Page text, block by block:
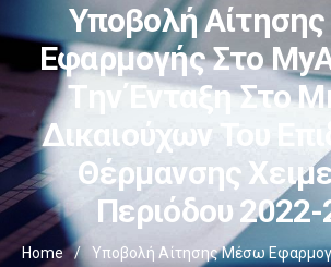
Υποβολή
Εφαρμογής Στο
Την Ένταξη Στο
Δικαιούχων Του
Θέρμανσης
Περιόδου
Home /
Υποβολή Αίτησης Μέσω